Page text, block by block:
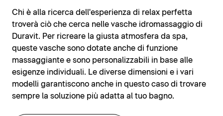
Chi è alla ricerca dell'esperienza di relax perfetta
troverà ciò che cerca nelle vasche idromassaggio di
Duravit. Per ricreare la giusta atmosfera da spa,
queste vasche sono dotate anche di funzione
massaggiante e sono personalizzabili in base alle
esigenze individuali. Le diverse dimensioni e i vari
modelli garantiscono anche in questo caso di trovare
sempre la soluzione più adatta al tuo bagno.